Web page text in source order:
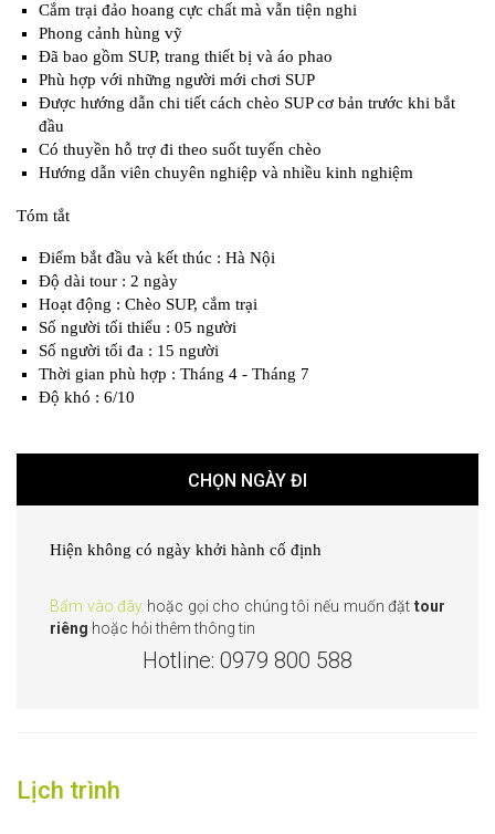
Cắm trại đảo hoang cực chất mà vẫn tiện nghi
Phong cảnh hùng vỹ
Đã bao gồm SUP, trang thiết bị và áo phao
Phù hợp với những người mới chơi SUP
Được hướng dẫn chi tiết cách chèo SUP cơ bản trước khi bắt
đầu
Có thuyền hỗ trợ đi theo suốt tuyến chèo
Hướng dẫn viên chuyên nghiệp và nhiều kinh nghiệm
Tóm tắt
Điểm bắt đầu và kết thúc : Hà Nội
Độ dài tour : 2 ngày
Hoạt động : Chèo SUP, cắm trại
Số người tối thiểu : 05 người
Số người tối đa : 15 người
Thời gian phù hợp : Tháng 4 - Tháng 7
Độ khó : 6/10
CHỌN NGÀY ĐI
Hiện không có ngày khởi hành cố định
Bấm vào đây hoặc gọi cho chúng tôi nếu muốn đặttour
riêng hoặc hỏi thêm thông tin
Hotline: 0979 800 588
Lịch trình